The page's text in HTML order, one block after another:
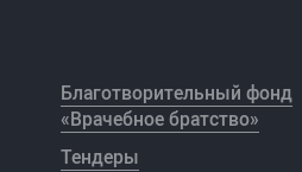
Благотворительный фонд
«Врачебное братство»
Тендеры